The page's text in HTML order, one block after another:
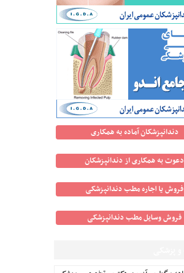
دندانپزشکان آماده به همکاری
دعوت به همکاری از دندانپزشکان
فروش یا اجاره مطب دندانپزشکی
فروش وسایل مطب دندانپزشکی